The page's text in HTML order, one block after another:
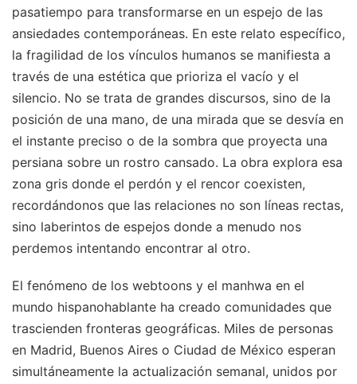
pasatiempo para transformarse en un espejo de las
ansiedades contemporáneas. En este relato específico,
la fragilidad de los vínculos humanos se manifiesta a
través de una estética que prioriza el vacío y el
silencio. No se trata de grandes discursos, sino de la
posición de una mano, de una mirada que se desvía en
el instante preciso o de la sombra que proyecta una
persiana sobre un rostro cansado. La obra explora esa
zona gris donde el perdón y el rencor coexisten,
recordándonos que las relaciones no son líneas rectas,
sino laberintos de espejos donde a menudo nos
perdemos intentando encontrar al otro.
El fenómeno de los webtoons y el manhwa en el
mundo hispanohablante ha creado comunidades que
trascienden fronteras geográficas. Miles de personas
en Madrid, Buenos Aires o Ciudad de México esperan
simultáneamente la actualización semanal, unidos por